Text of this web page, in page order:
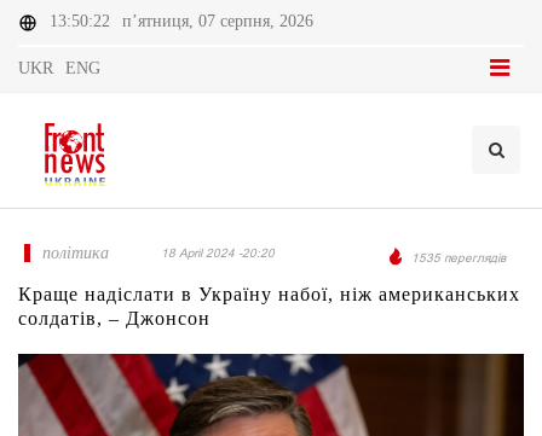
13:50:22 п’ятниця, 07 серпня, 2026
UKR ENG
політика 18 April 2024 -20:20 1535 переглядів
Краще надіслати в Україну набої, ніж американських
солдатів, – Джонсон